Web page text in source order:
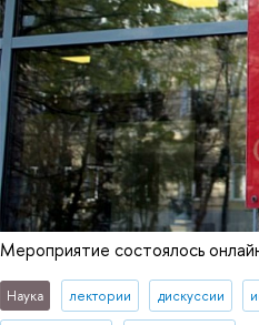
Мероприятие состоялось
Наука лектории дискуссии